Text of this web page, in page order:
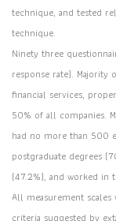
technique, and tested
technique.
Ninety three
response rate).
financial services,
50% of all companies.
had no more than 500
postgraduate degrees
(47.2%), and worked in
All measurement
criteria suggested by